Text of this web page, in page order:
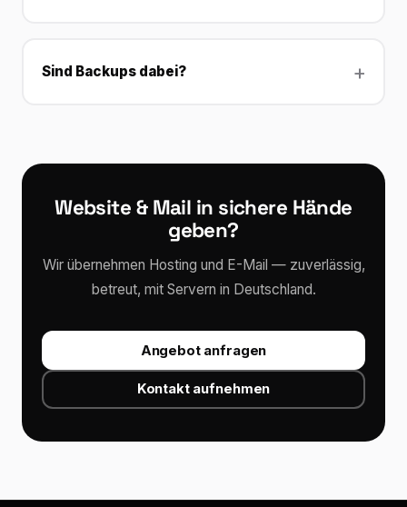
Sind Backups dabei?
Website & Mail in sichere Hände
geben?
Wir übernehmen Hosting und E-Mail — zuverlässig,
betreut, mit Servern in Deutschland.
Angebot anfragen
Kontakt aufnehmen